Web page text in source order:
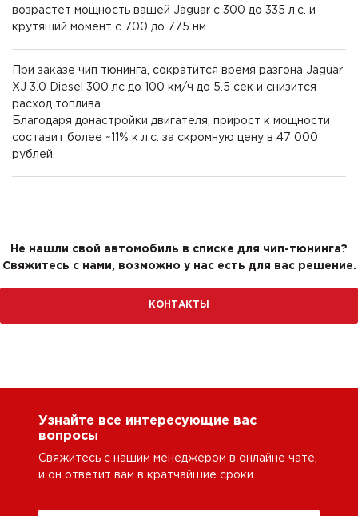
возрастет мощность вашей Jaguar с 300 до 335 л.с. и
крутящий момент с 700 до 775 нм.
При заказе чип тюнинга, сократится время разгона Jaguar
XJ 3.0 Diesel 300 лс до 100 км/ч до 5.5 сек и снизится
расход топлива.
Благодаря донастройки двигателя, прирост к мощности
составит более ~11% к л.с. за скромную цену в 47 000
рублей.
Не нашли свой автомобиль в списке для чип-тюнинга?
Свяжитесь с нами, возможно у нас есть для вас решение.
КОНТАКТЫ
Узнайте все интересующие вас
вопросы
Свяжитесь с нашим менеджером в онлайне чате,
и он ответит вам в кратчайшие сроки.